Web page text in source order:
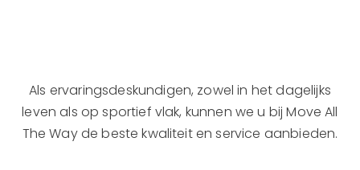
Als ervaringsdeskundigen, zowel in het dagelijks
leven als op sportief vlak, kunnen we u bij Move All
The Way de beste kwaliteit en service aanbieden.